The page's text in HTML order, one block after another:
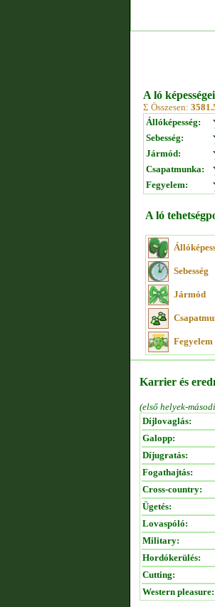
A ló
Σ Összesen:
Állóképesség:
Sebesség:
Jármód:
Csapatmunka:
Fegyelem:
A ló
Sebesség
Jármód
Fegyelem
Karrier és
(első helyek-
Díjlovaglás:
Galopp:
Díjugratás:
Fogathajtás:
Cross-country:
Ügetés:
Lovaspóló:
Military:
Hordókerülés:
Cutting:
Western pleasure: